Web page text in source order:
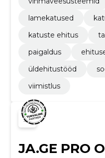
lamekatused
katuste ehitus
paigaldus
üldehitustööd
viimistlus
JA.GE PRO